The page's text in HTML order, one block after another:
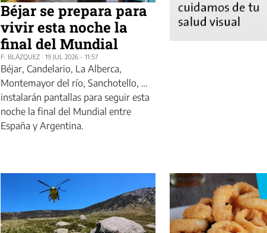
Béjar se prepara para
vivir esta noche la
final del Mundial
F. BLÁZQUEZ· 19 JUL 2026 - 11:57
Béjar, Candelario, La Alberca,
Montemayor del río, Sanchotello, …
instalarán pantallas para seguir esta
noche la final del Mundial entre
España y Argentina.